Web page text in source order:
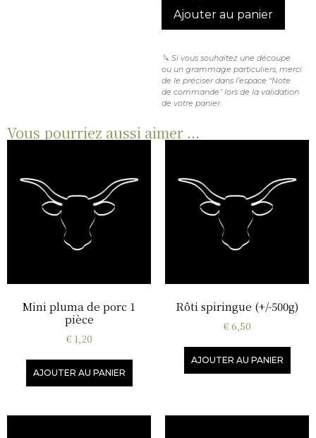
Ajouter au panier
🔪 Si vous souhaitez une découpe
ou un grammage particuliers, merci
de le préciser dans l’espace “Note
de commande” lors de la validation
de votre panier.
Vous pourriez aussi aimer ...
Mini pluma de porc 1
pièce
€1,20
AJOUTER AU PANIER
Rôti spiringue (+/-500g)
€6,50
AJOUTER AU PANIER